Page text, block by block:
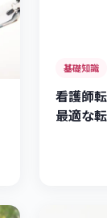
基礎知識
看護師
最適な